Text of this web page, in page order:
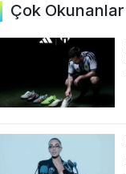
Çok Okunanlar